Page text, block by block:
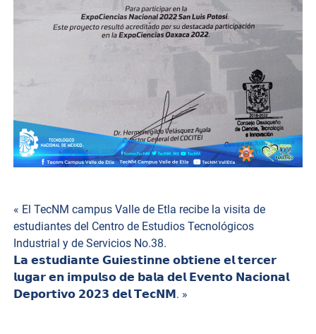
« El TecNM campus Valle de Etla recibe la visita de
estudiantes del Centro de Estudios Tecnológicos
Industrial y de Servicios No.38.
𝗟𝗮 𝗲𝘀𝘁𝘂𝗱𝗶𝗮𝗻𝘁𝗲 𝗚𝘂𝗶𝗲𝘀𝘁𝗶𝗻𝗻𝗲 𝗼𝗯𝘁𝗶𝗲𝗻𝗲 𝗲𝗹 𝘁𝗲𝗿𝗰𝗲𝗿
𝗹𝘂𝗴𝗮𝗿 𝗲𝗻 𝗶𝗺𝗽𝘂𝗹𝘀𝗼 𝗱𝗲 𝗯𝗮𝗹𝗮 𝗱𝗲𝗹 𝗘𝘃𝗲𝗻𝘁𝗼 𝗡𝗮𝗰𝗶𝗼𝗻𝗮𝗹
𝗗𝗲𝗽𝗼𝗿𝘁𝗶𝘃𝗼 𝟮𝟬𝟮𝟯 𝗱𝗲𝗹 𝗧𝗲𝗰𝗡𝗠. »